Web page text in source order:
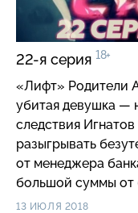
22-я серия 18+
«Лифт» Родители Алмаз сразу определяют, что
убитая девушка —
следствия
разыгрывать
от менеджера
большой суммы от
Судя по всему, это
13 ИЮЛЯ 2018